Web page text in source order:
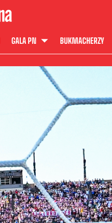
GALA PN BUKMACHERZY